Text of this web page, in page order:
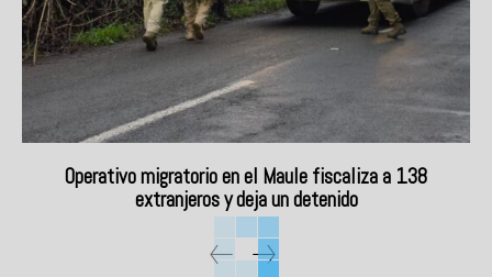
Operativo migratorio en el Maule fiscaliza a 138
extranjeros y deja un detenido